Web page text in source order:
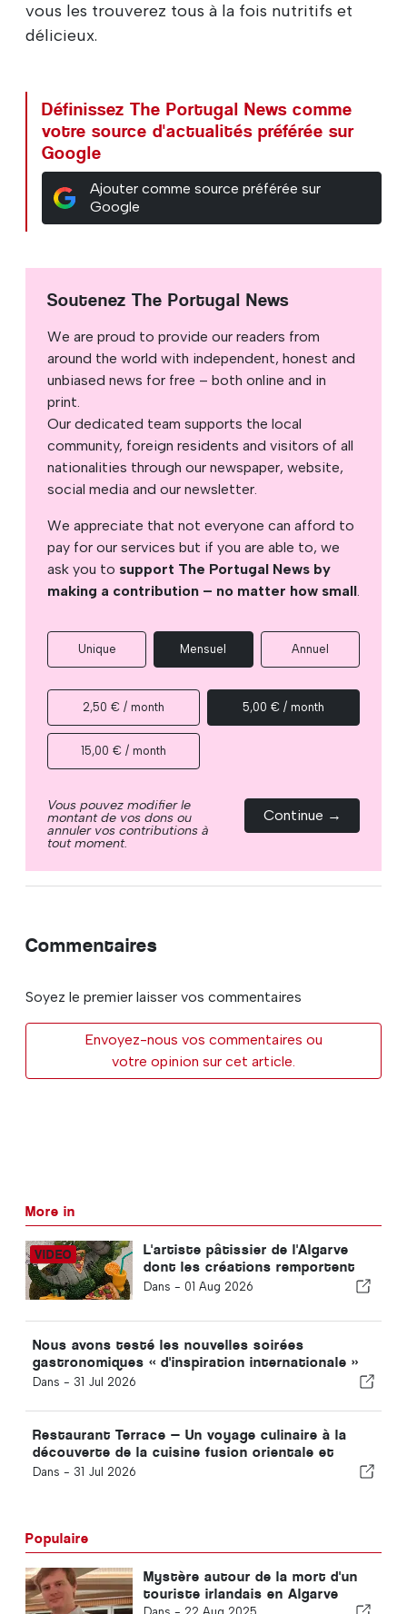
vous les trouverez tous à la fois nutritifs et
délicieux.
Définissez The Portugal News comme
votre source d'actualités préférée sur
Google
Ajouter comme source préférée sur
Google
Soutenez The Portugal News
We are proud to provide our readers from
around the world with independent, honest and
unbiased news for free – both online and in
print.
Our dedicated team supports the local
community, foreign residents and visitors of all
nationalities through our newspaper, website,
social media and our newsletter.
We appreciate that not everyone can afford to
pay for our services but if you are able to, we
ask you to support The Portugal News by
making a contribution – no matter how small.
Unique Mensuel Annuel
2,50 € / month 5,00 € / month
15,00 € / month
Vous pouvez modifier le
montant de vos dons ou
annuler vos contributions à
tout moment.
Continue →
Commentaires
Soyez le premier laisser vos commentaires
Envoyez-nous vos commentaires ou
votre opinion sur cet article.
More in
L'artiste pâtissier de l'Algarve
dont les créations remportent
des prix internationaux
Dans - 01 Aug 2026
Nous avons testé les nouvelles soirées
gastronomiques « d'inspiration internationale »
de Vilamoura
Dans - 31 Jul 2026
Restaurant Terrace — Un voyage culinaire à la
découverte de la cuisine fusion orientale et
méditerranéenne
Dans - 31 Jul 2026
Populaire
Mystère autour de la mort d'un
touriste irlandais en Algarve